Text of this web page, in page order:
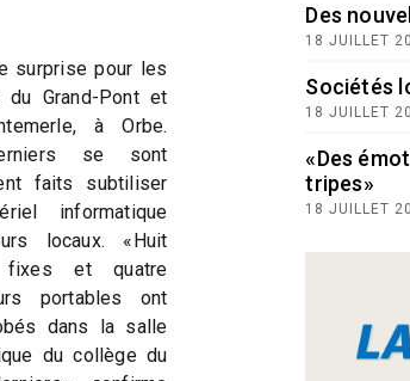
surprise pour les
du Grand-Pont et
à Orbe.
se sont
faits subtiliser
informatique
locaux. «Huit
fixes et quatre
portables ont
dans la salle
du collège du
Des
18 JUILLET
Sociétés
18 JUILLET
«Des
tripes»
18 JUILLET